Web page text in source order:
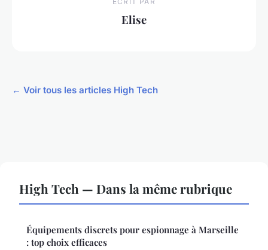
Elise
← Voir tous les articles High Tech
High Tech — Dans la même rubrique
Équipements discrets pour espionnage à Marseille
: top choix efficaces